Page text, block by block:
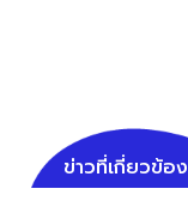
ข่าวที่เกี่ยวข้อง